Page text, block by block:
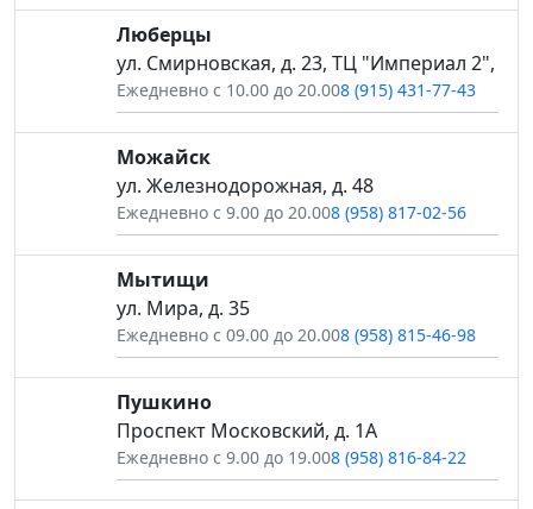
Люберцы
ул. Смирновская, д. 23, ТЦ "Империал 2",
Ежедневно с 10.00 до 20.008 (915) 431-77-43
Можайск
ул. Железнодорожная, д. 48
Ежедневно с 9.00 до 20.008 (958) 817-02-56
Мытищи
ул. Мира, д. 35
Ежедневно с 09.00 до 20.008 (958) 815-46-98
Пушкино
Проспект Московский, д. 1А
Ежедневно с 9.00 до 19.008 (958) 816-84-22